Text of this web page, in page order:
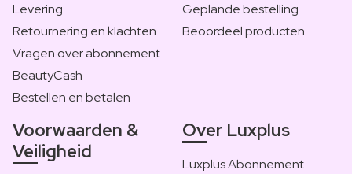
Levering
Retournering en klachten
Vragen over abonnement
BeautyCash
Bestellen en betalen
Geplande bestelling
Beoordeel producten
Voorwaarden &
Veiligheid
Over Luxplus
Luxplus Abonnement